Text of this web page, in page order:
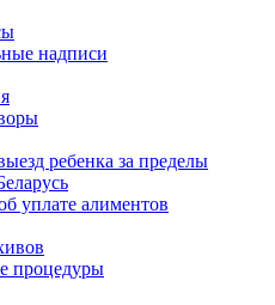
надписи
ребенка за пределы
уплате алиментов
процедуры